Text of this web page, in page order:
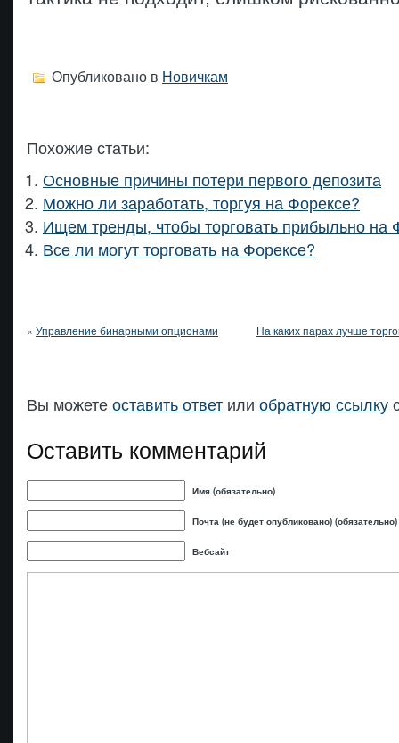
Опубликовано в Новичкам
Похожие статьи:
Основные причины потери первого депозита
Можно ли заработать, торгуя на Форексе?
Ищем тренды, чтобы торговать прибыльно на
Все ли могут торговать на Форексе?
« Управление бинарными опционами На каких парах лучше
Вы можетеоставить ответ или обратную ссылку
Оставить комментарий
Имя (обязательно)
Почта (не будет опубликовано) (обязательно)
Вебсайт